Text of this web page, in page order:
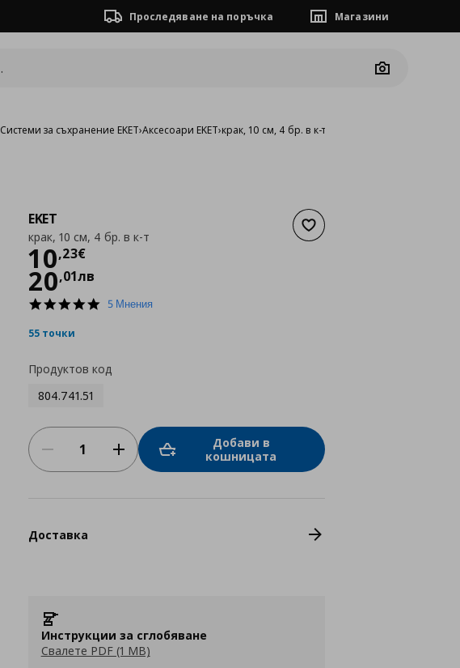
Проследяване на поръчка Магазини
Camera
Системи за съхранение EKET›Аксесоари EKET›крак, 10 см, 4 бр. в к-т
Добави към списъка с
EKET
крак, 10 см, 4 бр. в к-т
10,23€
Цена
20,01лв
4.85 Мнения
55 точки
Продуктов код
804.741.51
Добави в
кошницата
Доставка
Инструкции за сглобяване
Свалете PDF (1 MB)